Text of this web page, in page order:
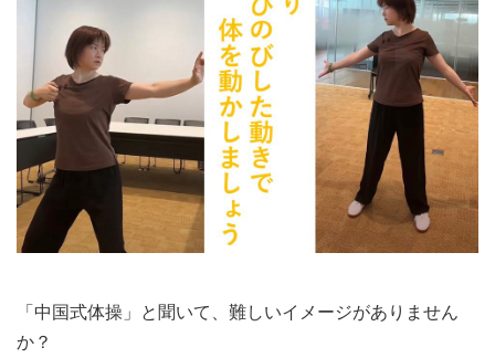
「中国式体操」と聞いて、難しいイメージがありません
か？